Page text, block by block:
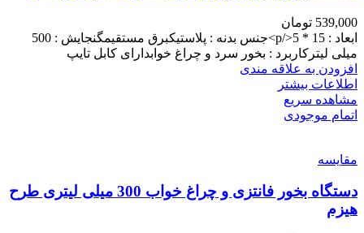
539,000 تومان
ابعاد : 15 * 5</p>جنس بدنه : پلاستیکبرق مستقیمگنجایش : 500
میلی لیترکاربرد : بخور سرد و چراغ خوابدارای کابل تایپ
افزودن به علاقه مندی
اطلاعات بیشتر
مشاهده سریع
اتمام موجودی
مقایسه
دستگاه بخور فانتزی و چراغ خواب 300 میلی لیتری طرح
هیزم